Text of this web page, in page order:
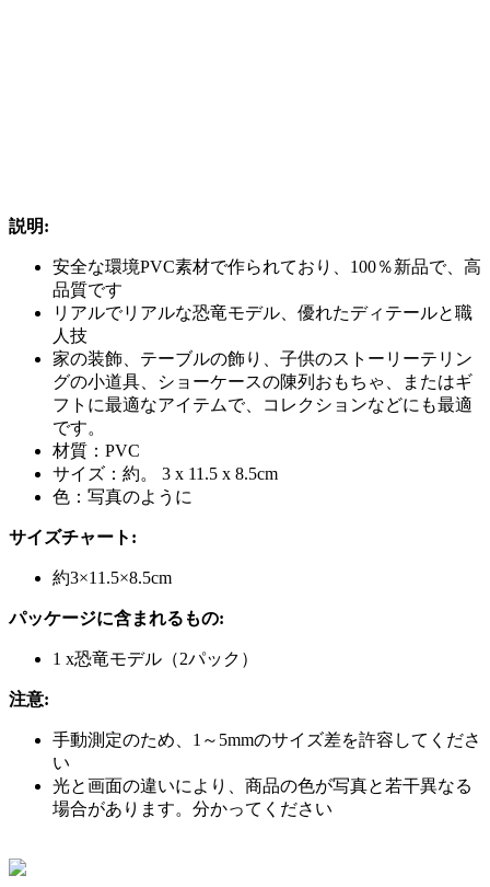
説明:
安全な環境PVC素材で作られており、100％新品で、高
品質です
リアルでリアルな恐竜モデル、優れたディテールと職
人技
家の装飾、テーブルの飾り、子供のストーリーテリン
グの小道具、ショーケースの陳列おもちゃ、またはギ
フトに最適なアイテムで、コレクションなどにも最適
です。
材質：PVC
サイズ：約。 3 x 11.5 x 8.5cm
色：写真のように
サイズチャート:
約3×11.5×8.5cm
パッケージに含まれるもの:
1 x恐竜モデル（2パック）
注意:
手動測定のため、1～5mmのサイズ差を許容してくださ
い
光と画面の違いにより、商品の色が写真と若干異なる
場合があります。分かってください